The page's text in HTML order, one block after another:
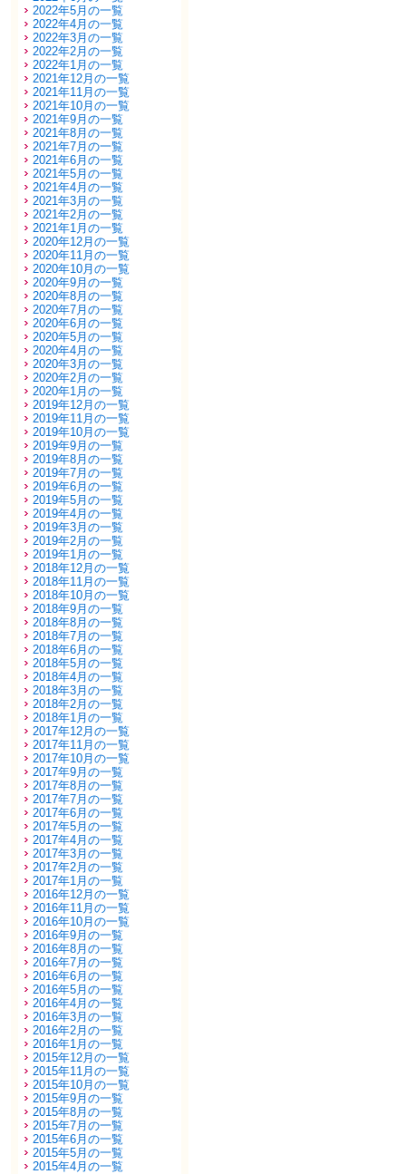
2022年5月の一覧
2022年4月の一覧
2022年3月の一覧
2022年2月の一覧
2022年1月の一覧
2021年12月の一覧
2021年11月の一覧
2021年10月の一覧
2021年9月の一覧
2021年8月の一覧
2021年7月の一覧
2021年6月の一覧
2021年5月の一覧
2021年4月の一覧
2021年3月の一覧
2021年2月の一覧
2021年1月の一覧
2020年12月の一覧
2020年11月の一覧
2020年10月の一覧
2020年9月の一覧
2020年8月の一覧
2020年7月の一覧
2020年6月の一覧
2020年5月の一覧
2020年4月の一覧
2020年3月の一覧
2020年2月の一覧
2020年1月の一覧
2019年12月の一覧
2019年11月の一覧
2019年10月の一覧
2019年9月の一覧
2019年8月の一覧
2019年7月の一覧
2019年6月の一覧
2019年5月の一覧
2019年4月の一覧
2019年3月の一覧
2019年2月の一覧
2019年1月の一覧
2018年12月の一覧
2018年11月の一覧
2018年10月の一覧
2018年9月の一覧
2018年8月の一覧
2018年7月の一覧
2018年6月の一覧
2018年5月の一覧
2018年4月の一覧
2018年3月の一覧
2018年2月の一覧
2018年1月の一覧
2017年12月の一覧
2017年11月の一覧
2017年10月の一覧
2017年9月の一覧
2017年8月の一覧
2017年7月の一覧
2017年6月の一覧
2017年5月の一覧
2017年4月の一覧
2017年3月の一覧
2017年2月の一覧
2017年1月の一覧
2016年12月の一覧
2016年11月の一覧
2016年10月の一覧
2016年9月の一覧
2016年8月の一覧
2016年7月の一覧
2016年6月の一覧
2016年5月の一覧
2016年4月の一覧
2016年3月の一覧
2016年2月の一覧
2016年1月の一覧
2015年12月の一覧
2015年11月の一覧
2015年10月の一覧
2015年9月の一覧
2015年8月の一覧
2015年7月の一覧
2015年6月の一覧
2015年5月の一覧
2015年4月の一覧